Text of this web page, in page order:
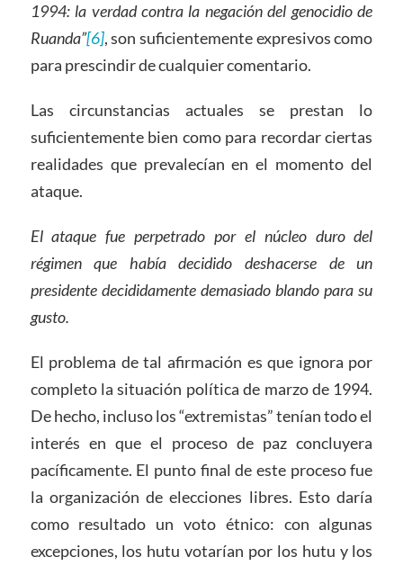
1994: la verdad contra la negación del genocidio de
Ruanda”[6], son suficientemente expresivos como
para prescindir de cualquier comentario.
Las circunstancias actuales se prestan lo
suficientemente bien como para recordar ciertas
realidades que prevalecían en el momento del
ataque.
El ataque fue perpetrado por el núcleo duro del
régimen que había decidido deshacerse de un
presidente decididamente demasiado blando para su
gusto.
El problema de tal afirmación es que ignora por
completo la situación política de marzo de 1994.
De hecho, incluso los “extremistas” tenían todo el
interés en que el proceso de paz concluyera
pacíficamente. El punto final de este proceso fue
la organización de elecciones libres. Esto daría
como resultado un voto étnico: con algunas
excepciones, los hutu votarían por los hutu y los